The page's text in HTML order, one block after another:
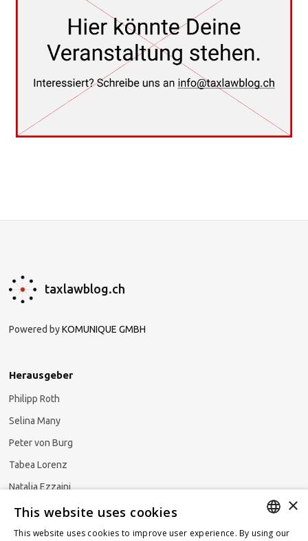
taxlawblog.ch
Powered byKOMUNIQUE GMBH
Herausgeber
Philipp Roth
Selina Many
Peter von Burg
Tabea Lorenz
Natalja Ezzaini
×
This website uses cookies
This website uses cookies to improve user experience. By using our